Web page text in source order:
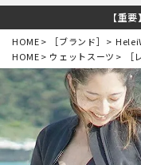
【重
HOME ［ブランド］
HOME
ウェットスーツ ［